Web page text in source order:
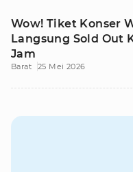
Wow! Tiket Konser
Langsung Sold Out
Jam
Barat 25 Mei 2026